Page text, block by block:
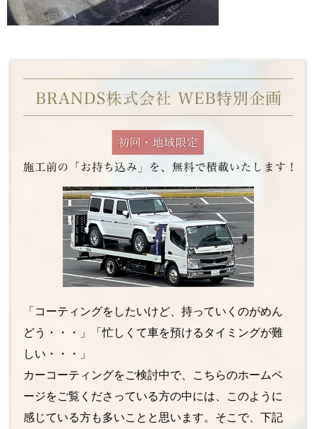
「コーティングをしたいけど、持っていくのがめん
どう・・・」「忙しくて車を預けるタイミングが難
しい・・・」
カーコーティングをご検討中で、こちらのホームペ
ージをご覧くださっている方の中には、このように
感じている方も多いことと思います。そこで、下記